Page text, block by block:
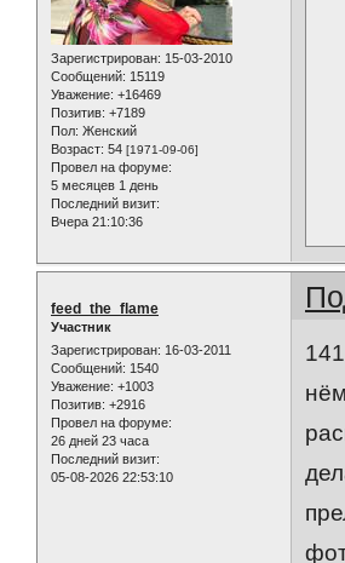
Зарегистрирован: 15-03-2010
Сообщений: 15119
Уважение: +16469
Позитив: +7189
Пол: Женский
Возраст: 54 [1971-09-06]
Провел на форуме:
5 месяцев 1 день
Последний визит:
Вчера 21:10:36
feed_the_flame
Участник
Зарегистрирован: 16-03-2011
Сообщений: 1540
Уважение: +1003
Позитив: +2916
Провел на форуме:
26 дней 23 часа
Последний визит:
05-08-2026 22:53:10